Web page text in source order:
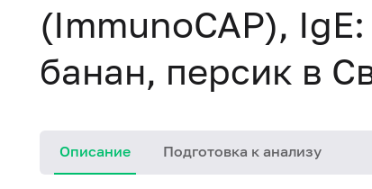
(ImmunoCAP),
банан, персик в
Описание Подготовка к анализу